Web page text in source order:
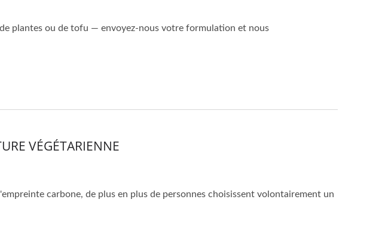
plantes ou de tofu — envoyez-nous votre formulation et nous
VÉGÉTARIENNE
carbone, de plus en plus de personnes choisissent volontairement un